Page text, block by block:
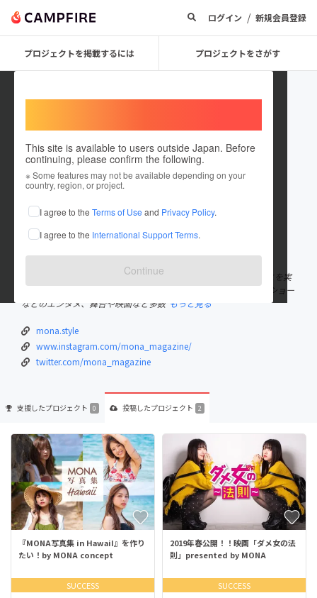
ログイン / 新規会員登録
プロジェクトを掲載するには プロジェクトをさがす
This site is available to users outside Japan. Before
continuing, please confirm the following.
※ Some features may not be available depending on your
country, region, or project.
I agree to the Terms of Use and Privacy Policy.
I agree to the International Support Terms.
Continue
MONA concept
これまでに2件のプロジェクトを投稿しています
在住国：未設定
出身国：未設定
株式会社MONA conceptです。 約100名のモデルと共に夢見たことを実
現していく集団です。 モデル業だけでなく、雑誌、ファッションショー
などのエンタメ、舞台や映画など多数 もっと見る
mona.style
www.instagram.com/mona_magazine/
twitter.com/mona_magazine
支援したプロジェクト 0 投稿したプロジェクト 2
『MONA写真集 in HawaiI』を作り
たい！by MONA concept
SUCCESS
2019年春公開！！映画「ダメ女の法
則」presented by MONA
SUCCESS